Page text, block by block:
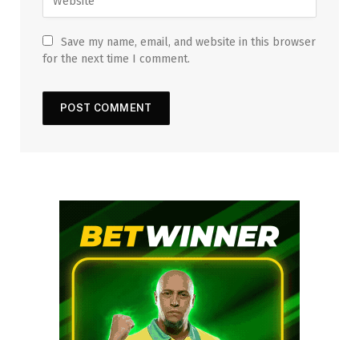
Save my name, email, and website in this browser
for the next time I comment.